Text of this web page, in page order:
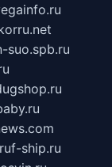
suo.spb.ru
f-ship.ru